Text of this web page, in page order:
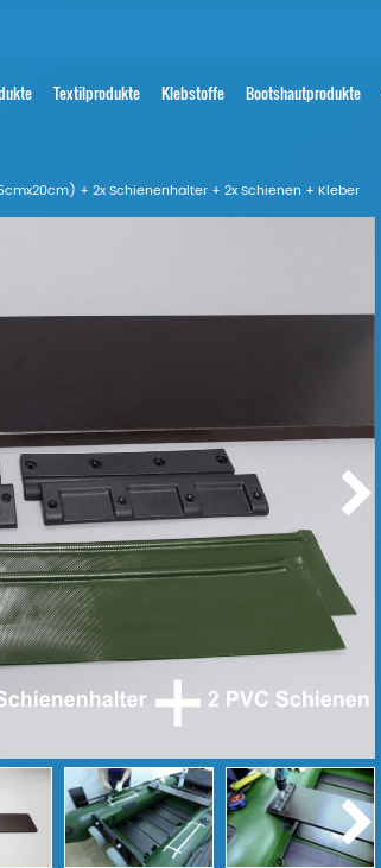
Textilprodukte Klebstoffe Bootshautprodukte
+ 2x Schienenhalter + 2x Schienen + Kleber